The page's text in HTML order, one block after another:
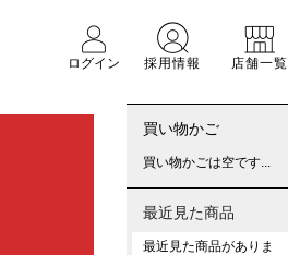
ログイン
採用情報 店舗一覧
買い物かご
買い物かごは空です...
最近見た商品
最近見た商品がありま